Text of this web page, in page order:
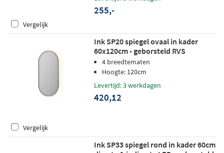
255,-
Vergelijk
Ink SP20 spiegel ovaal in kader
60x120cm - geborsteld RVS
4 breedtematen
Hoogte: 120cm
Levertijd: 3 werkdagen
420,12
Vergelijk
Ink SP33 spiegel rond in kader 60cm